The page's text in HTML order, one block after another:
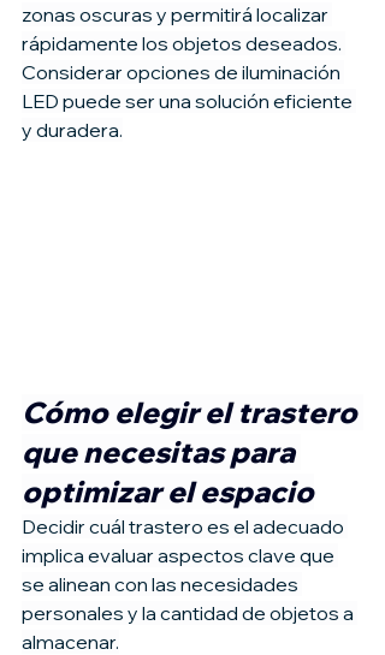
zonas oscuras y permitirá localizar
rápidamente los objetos deseados.
Considerar opciones de iluminación
LED puede ser una solución eficiente
y duradera.
Cómo elegir el trastero
que necesitas para
optimizar el espacio
Decidir cuál trastero es el adecuado
implica evaluar aspectos clave que
se alinean con las necesidades
personales y la cantidad de objetos a
almacenar.